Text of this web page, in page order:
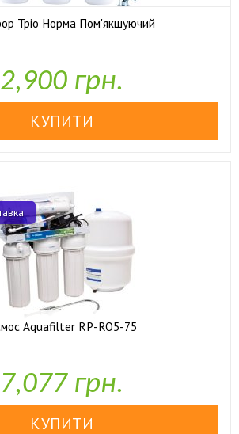
Тріо Норма Пом'якшуючий
2,900 грн.
Aquafilter RP-RO5-75
7,077 грн.